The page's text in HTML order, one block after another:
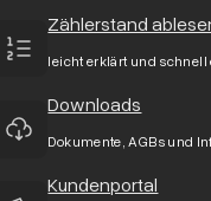
Zählerstand
leicht erklärt und schnell
Downloads
Dokumente, AGBs und
Kundenportal